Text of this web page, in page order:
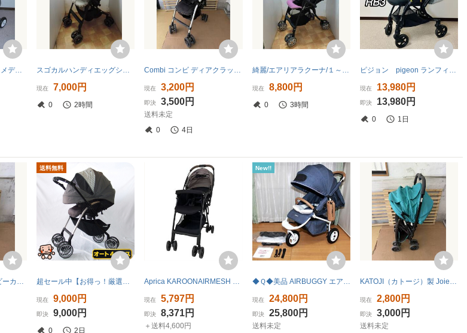
★日本製ベビーカー（メディテレーニアン）三輪のエアタイヤ マヤロ・ベージュ美品 スゴカルハンディエッグショック/１～３６カ月/オート４キャス/ハイシート/洗濯済
現在 7,000円
0 2時間
Combi コンビ ディアクラッセ オート4キャス エッグショック FE-500 ベビーカー人気カラー 美品中古品
現在 3,200円
即決 3,500円
送料未定
0
4日
綺麗/エアリアラクーナ/１～３６カ月/オート4輪/ハイシート５５cm/洗濯済
現在 8,800円
0 3時間
ピジョン pigeon ランフィ RB3 A型 軽量 ノルディック 美品 両対面
現在 13,980円
即決 13,980円
0 1日
Combi（コンビ） ベビーカー スゴカルα 4キャス compact エッグショック ベネチアンアカーキ 耐荷重15kg以下 美品中古品
送料無料
超セール中【お得っ！厳選中古】ベビーカー コンビ combi アンブレッタ エッグショック 4キャス UH 1カ月から3歳【C.一般中古】
現在 9,000円
即決 9,000円
0 2日
Aprica KAROONAIRMESH カルーンエアー 6DA87KABJ 軽量ベビーカー アップリカ ブラウン ブラック 中古 O11459900
現在 5,797円
即決 8,371円
＋送料4,600円
New!!
◆Ｑ◆美品 AIRBUGGY エアバギーココブレーキ EXフロムバース◆新生児～３輪バギー
現在 24,800円
即決 25,800円
送料未定
KATOJI（カトージ）製 Joie sma baggi スマバギ 4WD グリーン色 説明書あり超美品中古品
現在 2,800円
即決 3,000円
送料未定